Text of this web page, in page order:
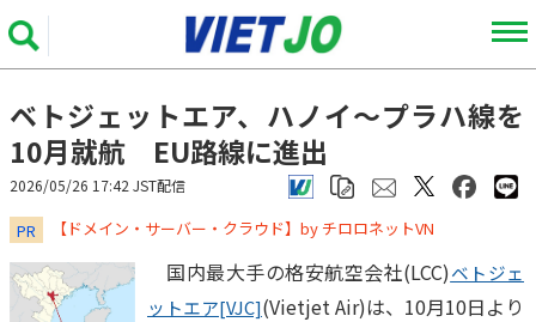
ベトジェットエア、ハノイ～プラハ線を
10月就航 EU路線に進出
2026/05/26 17:42 JST配信
PR ​​​​​​​【ドメイン・サーバー・クラウド】by チロロネットVN
国内最大手の格安航空会社(LCC)ベトジェ
ットエア[VJC](Vietjet Air)は、10月10日より